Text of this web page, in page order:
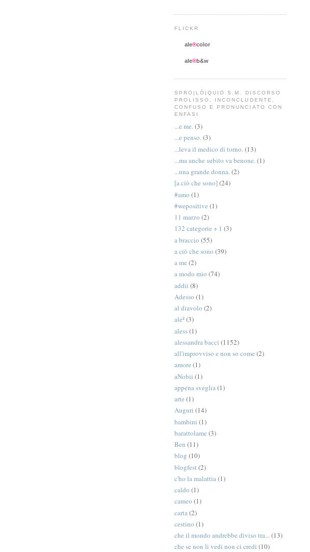
FLICKR
ale®color
ale®b&w
SPRO|LÒ|QUIO S.M. DISCORSO
PROLISSO, INCONCLUDENTE,
CONFUSO E PRONUNCIATO CON
ENFASI
...e me.(3)
...e penso.(3)
...leva il medico di torno.(13)
...ma anche subito va benone.(1)
...una grande donna.(2)
[a ciò che sono] (24)
#amo (1)
#wepositive (1)
11 marzo (2)
132 categorie + 1 (3)
a braccio (55)
a ciò che sono (39)
a me (2)
a modo mio (74)
addii (8)
Adesso (1)
al diavolo (2)
ale²(3)
aless(1)
alessandra bacci (1152)
all'improvviso e non so come (2)
amore (1)
aNobii (1)
appena sveglia(1)
arte (1)
Auguri (14)
bambini (1)
barattolame (3)
Ben (11)
blog (10)
blogfest (2)
c'ho la malattia(1)
caldo (1)
cameo (1)
carta(2)
cestino (1)
che il mondo andrebbe diviso tra...(13)
che se non li vedi non ci credi (10)